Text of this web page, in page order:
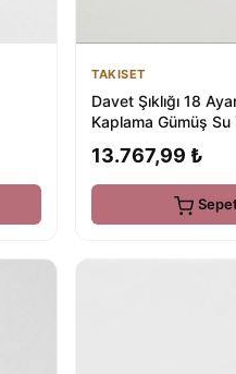
TAKISET
Davet Şıklığı 18
Kaplama Gümüş Su
13.767,99 ₺